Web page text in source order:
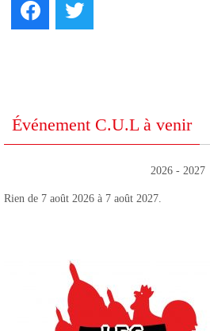
Facebook
Événement C.U.L à venir
2026 - 2027
Rien de 7 août 2026 à 7 août 2027.